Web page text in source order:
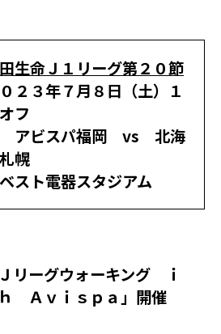
生命Ｊ１リーグ第２０節
２３年７月８日（土）１
フ
アビスパ福岡 vs 北海
幌
スト電器スタジアム
リーグウォーキング ｉ
Ａｖｉｓｐａ」開催